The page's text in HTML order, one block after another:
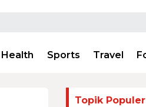
Health Sports Travel
Topik Populer